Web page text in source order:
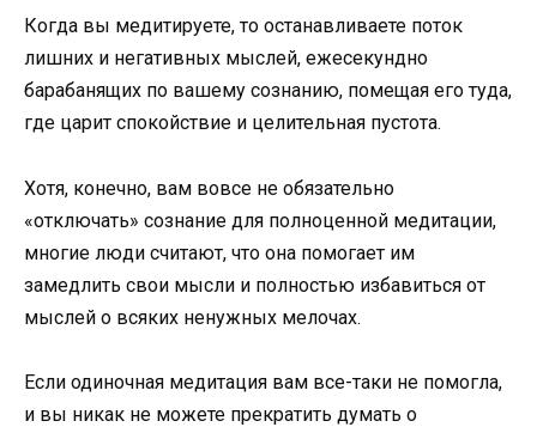
Когда вы медитируете, то останавливаете поток
лишних и негативных мыслей, ежесекундно
барабанящих по вашему сознанию, помещая его туда,
где царит спокойствие и целительная пустота.
Хотя, конечно, вам вовсе не обязательно
«отключать» сознание для полноценной медитации,
многие люди считают, что она помогает им
замедлить свои мысли и полностью избавиться от
мыслей о всяких ненужных мелочах.
Если одиночная медитация вам все-таки не помогла,
и вы никак не можете прекратить думать о